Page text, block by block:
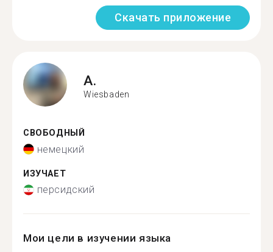
Скачать приложение
A.
Wiesbaden
СВОБОДНЫЙ
немецкий
ИЗУЧАЕТ
персидский
Мои цели в изучении языка